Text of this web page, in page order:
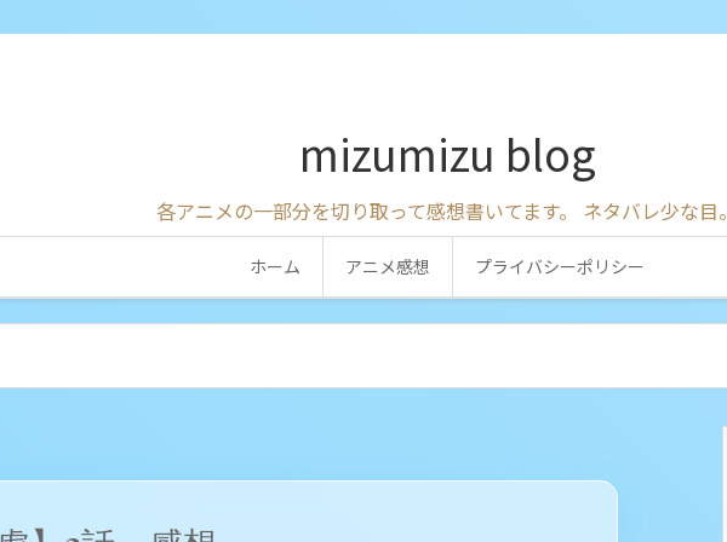
mizumizu blog
各アニメの一部分を切り取って感想書いてます。 ネタバレ少な目。
ホーム アニメ感想 プライバシーポリシー